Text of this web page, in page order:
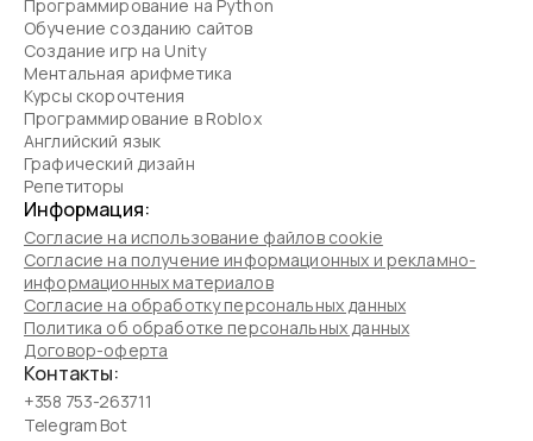
Компьютерная грамотность
Scratch программирование
Программирование на Python
Обучение созданию сайтов
Создание игр на Unity
Ментальная арифметика
Курсы скорочтения
Программирование в Roblox
Английский язык
Графический дизайн
Репетиторы
Информация:
Согласие на использование файлов cookie
Согласие на получение информационных и рекламно-
информационных материалов
Согласие на обработку персональных данных
Политика об обработке персональных данных
Договор-оферта
Контакты: